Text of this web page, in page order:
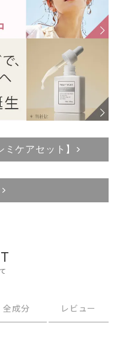
ケアセット】
全成分 レビュー